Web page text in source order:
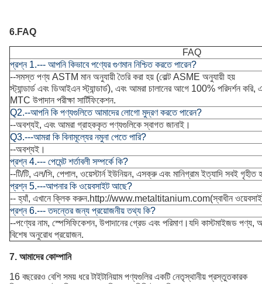
6.FAQ
FAQ
প্রশ্ন 1.--- আপনি কিভাবে পণ্যের গুণমান নিশ্চিত করতে পারেন?
--সমস্ত পণ্য ASTM মান অনুযায়ী তৈরি করা হয় (বোল্ট ASME অনুযায়ী হয়
স্ট্যান্ডার্ড এবং ডিআইএন স্ট্যান্ডার্ড), এবং আমরা চালানের আগে 100% পরিদর্শন করি,
MTC উপাদান পরীক্ষা সার্টিফিকেশন.
Q2.--আপনি কি পণ্যগুলিতে আমাদের লোগো মুদ্রণ করতে পারেন?
--অবশ্যই, এবং আমরা গ্রাহককৃত পণ্যগুলিকে স্বাগত জানাই।
Q3.---আমরা কি বিনামূল্যের নমুনা পেতে পারি?
--অবশ্যই।
প্রশ্ন 4.--- পেমেন্ট শর্তাবলী সম্পর্কে কি?
--টি/টি, এল/সি, পেপাল, ওয়েস্টার্ন ইউনিয়ন, এসক্রু এবং মানিগ্রাম ইত্যাদি সবই গৃহীত
প্রশ্ন 5.---আপনার কি ওয়েবসাইট আছে?
-- হ্যাঁ, এখানে ক্লিক করুন.http://www.metaltitanium.com(স্বাধীন
প্রশ্ন 6.--- তদন্তের জন্য প্রয়োজনীয় তথ্য কি?
--পণ্যের নাম, স্পেসিফিকেশন, উপাদানের গ্রেড এবং পরিমাণ।যদি কাস্টমাইজড
বিশেষ অনুরোধ প্রয়োজন.
7. আমাদের কোম্পানি
16 বছরেরও বেশি সময় ধরে টাইটানিয়াম পণ্যগুলির একটি নেতৃস্থানীয় প্রস্তুতকারক